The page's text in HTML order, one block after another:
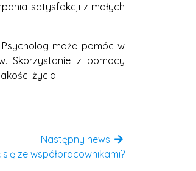
satysfakcji z małych
może pomóc w
Skorzystanie z pomocy
życia.
Następny news
ze współpracownikami?